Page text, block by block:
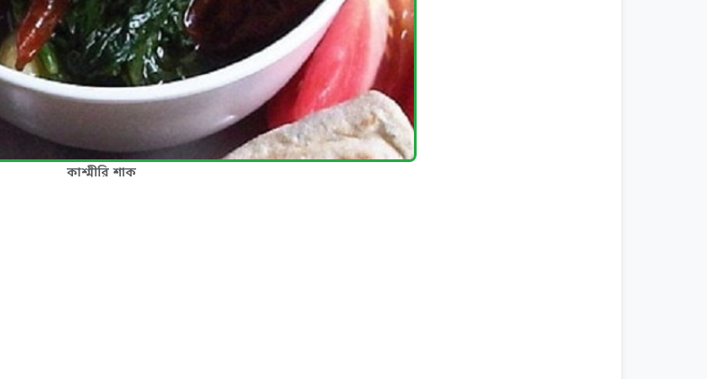
কাশ্মীরি শাক